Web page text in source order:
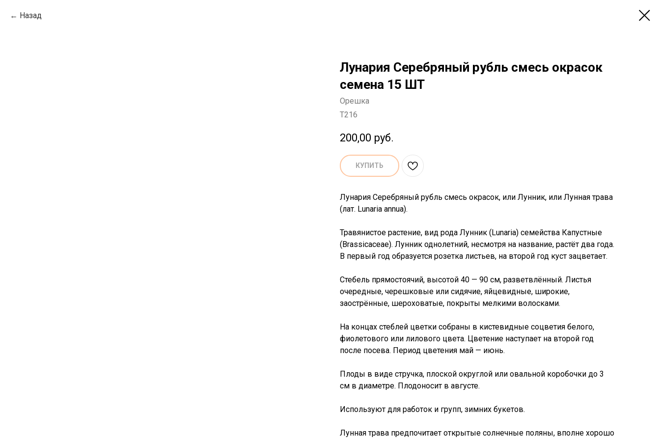
Назад
Лунария Серебряный рубль смесь окрасок
семена 15 ШТ
Орешка
T216
200,00 руб.
КУПИТЬ
Лунария Серебряный рубль смесь окрасок, или Лунник, или Лунная трава
(лат. Lunaria annua).
Травянистое растение, вид рода Лунник (Lunaria) семейства Капустные
(Brassicaceae). Лунник однолетний, несмотря на название, растёт два года.
В первый год образуется розетка листьев, на второй год куст зацветает.
Стебель прямостоячий, высотой 40 — 90 см, разветвлённый. Листья
очередные, черешковые или сидячие, яйцевидные, широкие,
заострённые, шероховатые, покрыты мелкими волосками.
На концах стеблей цветки собраны в кистевидные соцветия белого,
фиолетового или лилового цвета. Цветение наступает на второй год
после посева. Период цветения май — июнь.
Плоды в виде стручка, плоской округлой или овальной коробочки до 3
см в диаметре. Плодоносит в августе.
Используют для работок и групп, зимних букетов.
Лунная трава предпочитает открытые солнечные поляны, вполне хорошо